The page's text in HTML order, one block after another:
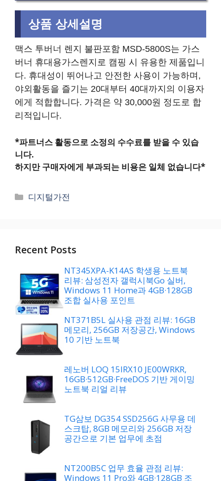
상품 상세설명
맥스 투버너 렌지 불판포함 MSD-5800S는 가스
버너 휴대용가스렌지로 캠핑 시 유용한 제품입니
다. 휴대성이 뛰어나고 안전한 사용이 가능하며,
야외활동을 즐기는 20대부터 40대까지의 이용자
에게 적합합니다. 가격은 약 30,000원 정도로 합
리적입니다.
*파트너스 활동으로 소정의 수수료를 받을 수 있습
니다.
하지만 구매자에게 부과되는 비용은 일체 없습니다*
카
디지털가전
Recent Posts
NT345XPA-K14AS 학생용 노트북
리뷰: 삼성전자 갤럭시북Go 실버,
Windows 11 Home과 4GB·128GB
조합 실사용 포인트
NT371B5L 실사용 관점 리뷰: 16GB
메모리, 256GB 저장공간, Windows
10 기반 노트북
레노버 LOQ 15IRX10 JE00WRKR,
16GB·512GB·FreeDOS 기반 게이밍
노트북 리얼 리뷰
TG삼보 DG354 SSD256G 사무용 데
스크탑, 8GB 메모리와 256GB 저장
공간으로 기본 업무에 초점
NT200B5C 업무 효율 관점 리뷰:
Windows 11 Pro와 4GB·128GB 조